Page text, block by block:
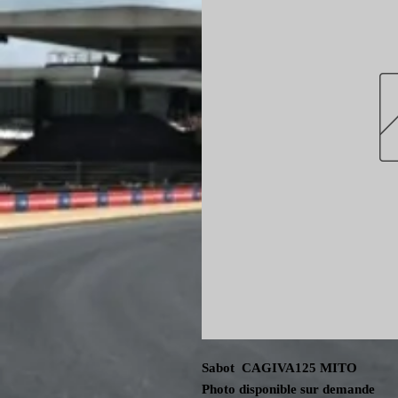
Sabot CAGIVA125 MITO
Photo disponible sur demande